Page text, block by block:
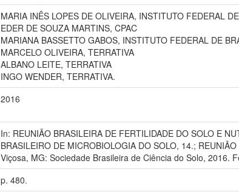
MARIA INÊS LOPES DE OLIVEIRA, INSTITUTO FEDERAL
EDER DE SOUZA MARTINS, CPAC
MARIANA BASSETTO GABOS, INSTITUTO FEDERAL DE
MARCELO OLIVEIRA, TERRATIVA
ALBANO LEITE, TERRATIVA
INGO WENDER, TERRATIVA.
2016
In: REUNIÃO BRASILEIRA DE FERTILIDADE DO SOLO E
BRASILEIRO DE MICROBIOLOGIA DO SOLO, 14.;
Viçosa, MG: Sociedade Brasileira de Ciência do Solo, 2016.
p. 480.